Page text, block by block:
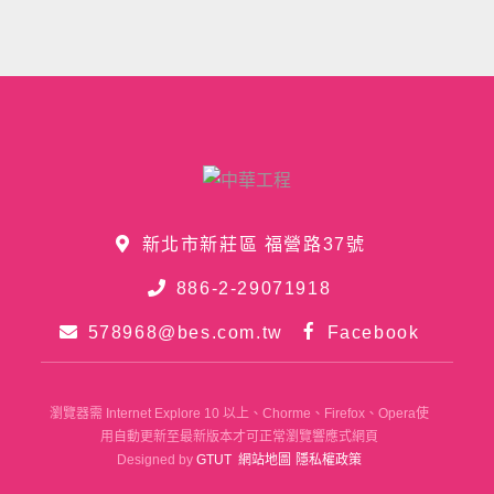
新北市新莊區 福營路37號
886-2-29071918
578968@bes.com.tw Facebook
瀏覽器需 Internet Explore 10 以上、Chorme、Firefox、Opera使
用自動更新至最新版本才可正常瀏覽響應式網頁
Designed by GTUT 網站地圖 隱私權政策